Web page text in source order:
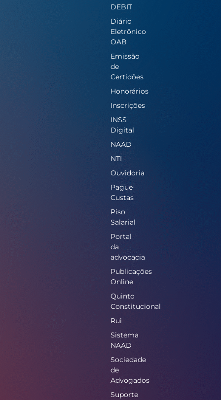
DEBIT
Diário
Eletrônico
OAB
Emissão
de
Certidões
Honorários
Inscrições
INSS
Digital
NAAD
NTI
Ouvidoria
Pague
Custas
Piso
Salarial
Portal
da
advocacia
Publicações
Online
Quinto
Constitucional
Rui
Sistema
NAAD
Sociedade
de
Advogados
Suporte